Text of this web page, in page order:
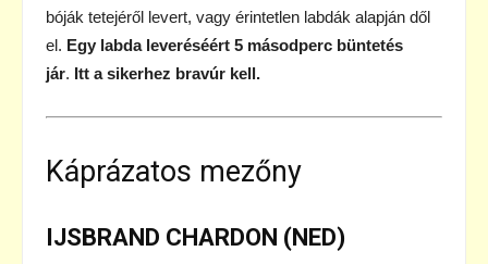
bóják tetejéről levert, vagy érintetlen labdák alapján dől
el. Egy labda leveréséért 5 másodperc büntetés
jár. Itt a sikerhez bravúr kell.
Káprázatos mezőny
IJSBRAND CHARDON (NED)